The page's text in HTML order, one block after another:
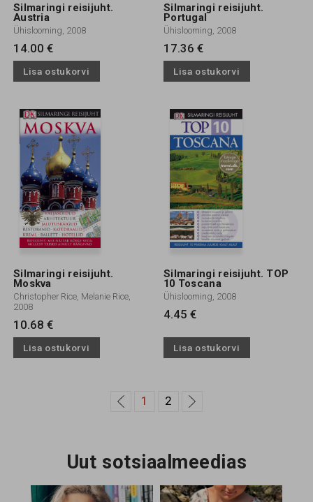
Silmaringi reisijuht.
Austria
Ühislooming, 2008
14.00 €
Lisa ostukorvi
Silmaringi reisijuht.
Portugal
Ühislooming, 2008
17.36 €
Lisa ostukorvi
Silmaringi reisijuht.
Moskva
Christopher Rice, Melanie Rice,
2008
10.68 €
Lisa ostukorvi
Silmaringi reisijuht. TOP
10 Toscana
Ühislooming, 2008
4.45 €
Lisa ostukorvi
1 2
Uut sotsiaalmeedias